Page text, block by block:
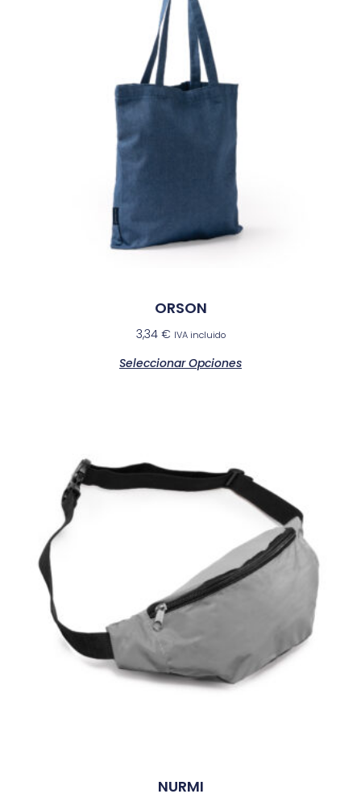
ORSON
3,34 € IVA incluido
Seleccionar Opciones
NURMI